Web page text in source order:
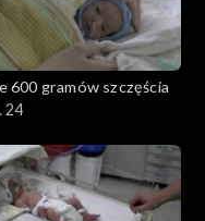
600 gramów szczęścia
24